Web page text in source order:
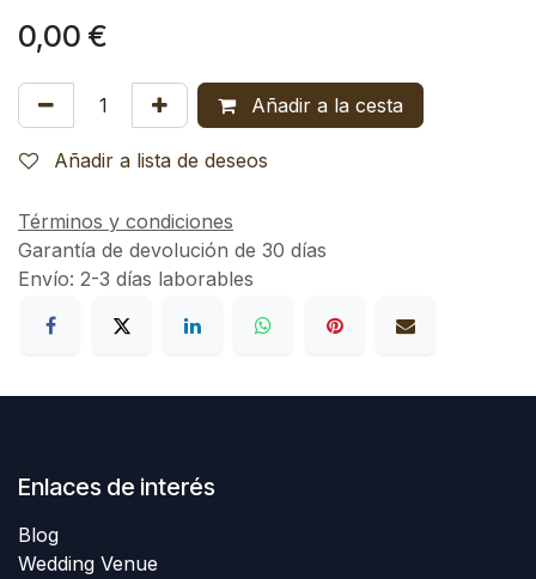
0,00 €
Añadir a la cesta
Añadir a lista de deseos
Términos y condiciones
Garantía de devolución de 30 días
Envío: 2-3 días laborables
Enlaces de interés
Blog
Wedding Venue